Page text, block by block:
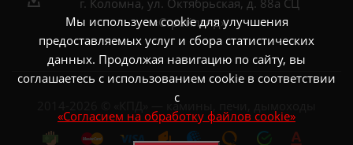
Мы используем cookie для улучшения
предоставляемых услуг и сбора статистических
данных. Продолжая навигацию по сайту, вы
соглашаетесь с использованием cookie в соответствии
с
«Согласием на обработку файлов cookie»
«Стройлэнд»
2014-2026 © «КПД» — камины, печи, дымоходы